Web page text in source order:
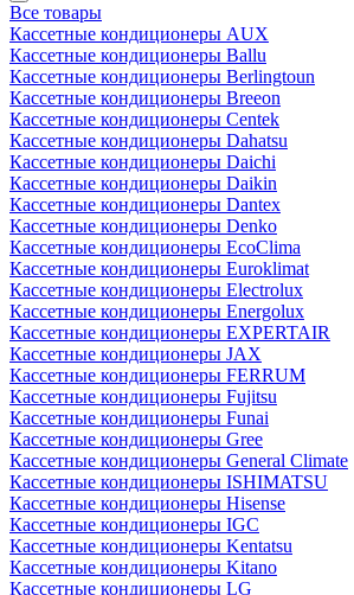
Все товары
Кассетные кондиционеры AUX
Кассетные кондиционеры Ballu
Кассетные кондиционеры Berlingtoun
Кассетные кондиционеры Breeon
Кассетные кондиционеры Centek
Кассетные кондиционеры Dahatsu
Кассетные кондиционеры Daichi
Кассетные кондиционеры Daikin
Кассетные кондиционеры Dantex
Кассетные кондиционеры Denko
Кассетные кондиционеры EcoClima
Кассетные кондиционеры Euroklimat
Кассетные кондиционеры Electrolux
Кассетные кондиционеры Energolux
Кассетные кондиционеры EXPERTAIR
Кассетные кондиционеры JAX
Кассетные кондиционеры FERRUM
Кассетные кондиционеры Fujitsu
Кассетные кондиционеры Funai
Кассетные кондиционеры Gree
Кассетные кондиционеры General Climate
Кассетные кондиционеры ISHIMATSU
Кассетные кондиционеры Hisense
Кассетные кондиционеры IGC
Кассетные кондиционеры Kentatsu
Кассетные кондиционеры Kitano
Кассетные кондиционеры LG